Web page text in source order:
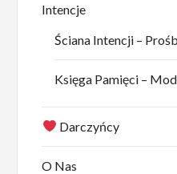
Intencje
Ściana Intencji –
Księga Pamięci –
Darczyńcy
O Nas